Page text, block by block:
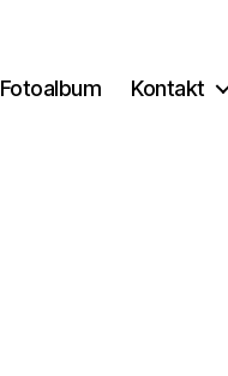
Fotoalbum Kontakt